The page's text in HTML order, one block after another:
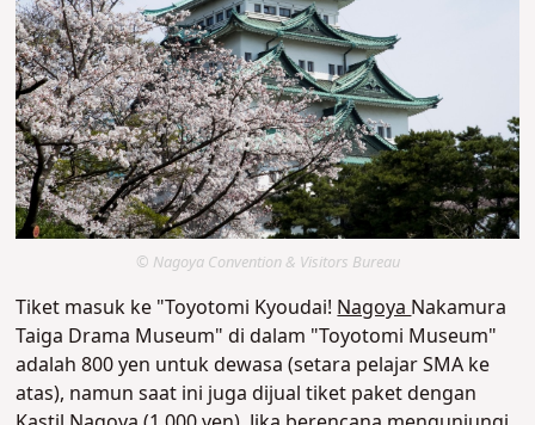
© Nagoya Convention & Visitors Bureau
Tiket masuk ke "Toyotomi Kyoudai!NagoyaNakamura
Taiga Drama Museum" di dalam "Toyotomi Museum"
adalah 800 yen untuk dewasa (setara pelajar SMA ke
atas), namun saat ini juga dijual tiket paket dengan